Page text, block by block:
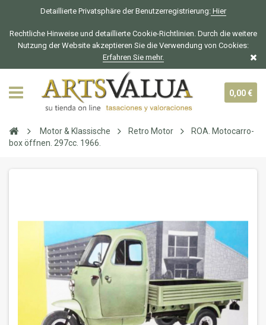
Detaillierte Privatsphäre der Benutzerregistrierung:Hier
Rechtliche Hinweise und detaillierte Cookie-Richtlinien. Durch die weitere
Nutzung der Website akzeptieren Sie die Verwendung von Cookies:
Erfahren Sie mehr.
0,00 €
Motor & Klassische Retro Motor
ROA. Motocarro-
box öffnen. 297cc. 1966.